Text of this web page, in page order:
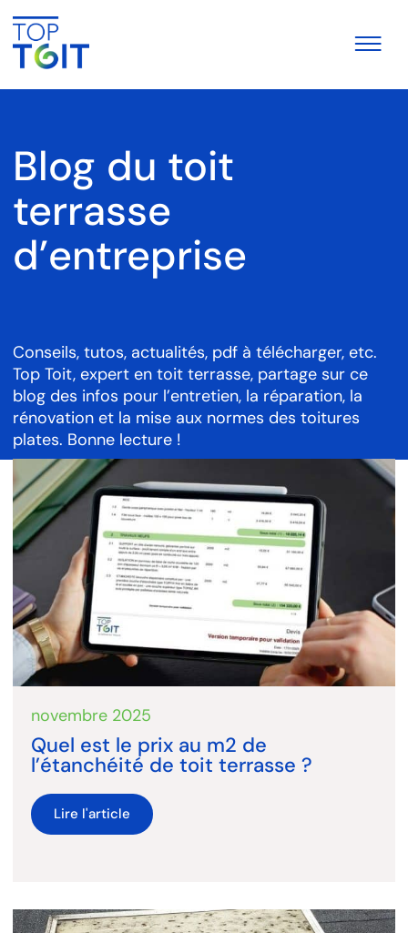
Blog du toit
terrasse
d’entreprise
Conseils, tutos, actualités, pdf à télécharger, etc.
Top Toit, expert en toit terrasse, partage sur ce
blog des infos pour l’entretien, la réparation, la
rénovation et la mise aux normes des toitures
plates. Bonne lecture !
novembre 2025
Quel est le prix au m2 de
l’étanchéité de toit terrasse ?
Lire l'article